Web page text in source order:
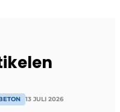
13 JULI 2026